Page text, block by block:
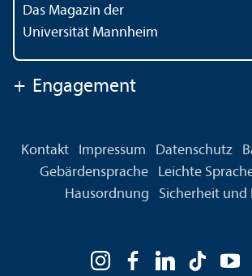
Das Magazin der
Universität Mannheim
+ Engagement
Kontakt Impressum Datenschutz
Gebärdensprache
Leichte
Hausordnung
Sicherheit und